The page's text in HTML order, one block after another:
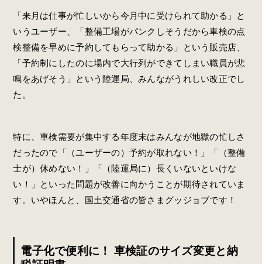
「来月は仕事が忙しいから今月中に受けられて助かる」と
いうユーザー、「整備工場がパンクしそうだから車検の点
検整備を早めに予約してもらって助かる」という販売店、
「予約制にしたのに場内で大行列ができてしまい職員が悲
鳴をあげそう」という陸運局、みんながうれしい改正でし
た。
特に、車検需要が集中する年度末はみんなが地獄の忙しさ
だったので「（ユーザーの）予約が取れない！」「（整備
士が）休めない！」「（陸運局に）長くいないといけな
い！」といった問題が改善に向かうことが期待されていま
す。いやほんと、国土交通省の皆さまグッジョブです！
電子化で便利に！ 車検証のサイズ変更と納